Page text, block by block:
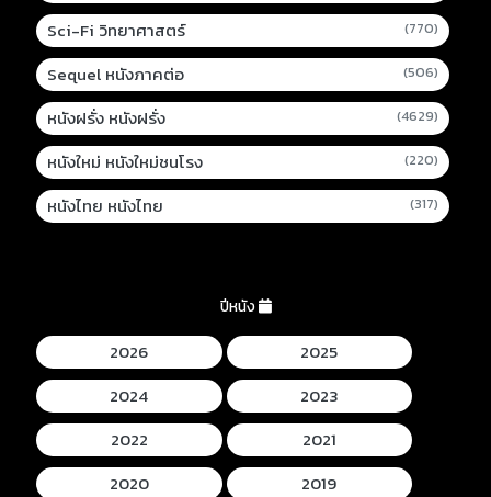
Sci-Fi วิทยาศาสตร์ (770)
Sequel หนังภาคต่อ (506)
หนังฝรั่ง หนังฝรั่ง (4629)
หนังใหม่ หนังใหม่ชนโรง (220)
หนังไทย หนังไทย (317)
ปีหนัง
2026
2025
2024
2023
2022
2021
2020
2019